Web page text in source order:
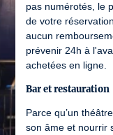
pas numérotés, le
de votre
aucun
prévenir 24h à
achetées en ligne.
Bar et restauration
Parce qu’un
son âme et nourrir